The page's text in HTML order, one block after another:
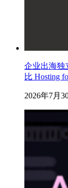
企业出海独
比 Hosting
2026年7月